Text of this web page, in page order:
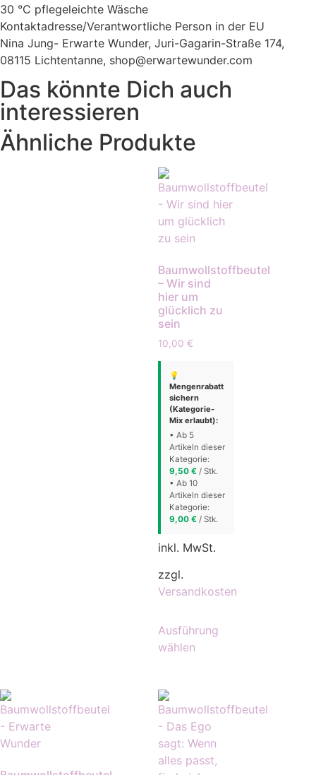
30 °C pflegeleichte Wäsche
Kontaktadresse/Verantwortliche Person in der EU
Nina Jung- Erwarte Wunder, Juri-Gagarin-Straße 174,
08115 Lichtentanne, shop@erwartewunder.com
Das könnte Dich auch
interessieren
Ähnliche Produkte
Baumwollstoffbeutel
– Wir sind
hier um
glücklich zu
sein
10,00 €
💡
Mengenrabatt
sichern
(Kategorie-
Mix erlaubt):
• Ab 5
Artikeln dieser
Kategorie:
9,50 € / Stk.
• Ab 10
Artikeln dieser
Kategorie:
9,00 € / Stk.
inkl. MwSt.
zzgl.
Versandkosten
Ausführung
wählen